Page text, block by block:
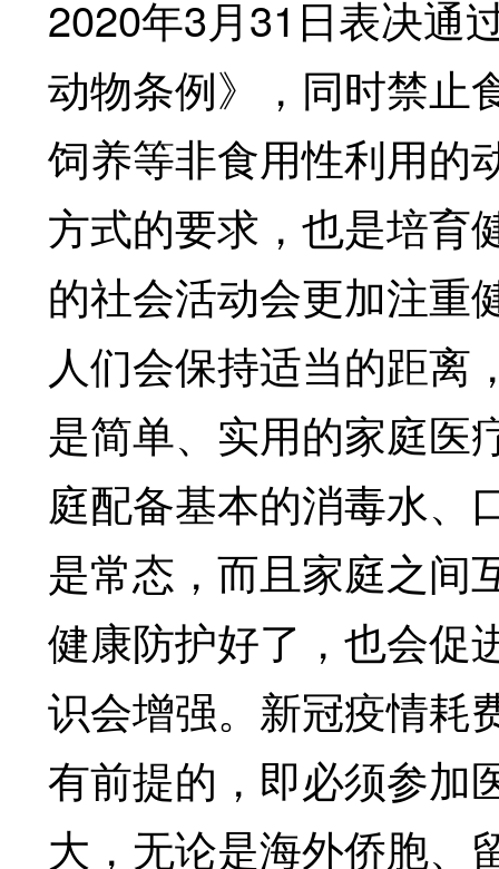
2020年3月31日表决通
动物条例》，同时禁止
饲养等非食用性利用的
方式的要求，也是培育
的社会活动会更加注重
人们会保持适当的距离
是简单、实用的家庭医
庭配备基本的消毒水、
是常态，而且家庭之间
健康防护好了，也会促
识会增强。新冠疫情耗
有前提的，即必须参加
大，无论是海外侨胞、